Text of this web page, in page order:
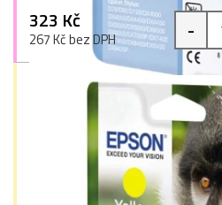
323 Kč
267 Kč bez DPH -